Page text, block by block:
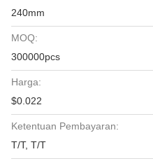
240mm
MOQ:
300000pcs
Harga:
$0.022
Ketentuan Pembayaran:
T/T, T/T